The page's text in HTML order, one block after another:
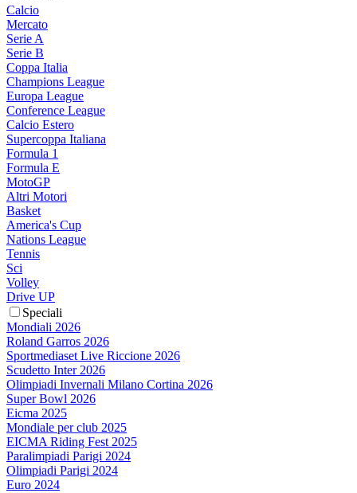
Calcio
Mercato
Serie A
Serie B
Coppa Italia
Champions League
Europa League
Conference League
Calcio Estero
Supercoppa Italiana
Formula 1
Formula E
MotoGP
Altri Motori
Basket
America's Cup
Nations League
Tennis
Sci
Volley
Drive UP
Speciali
Mondiali 2026
Roland Garros 2026
Sportmediaset Live Riccione 2026
Scudetto Inter 2026
Olimpiadi Invernali Milano Cortina 2026
Super Bowl 2026
Eicma 2025
Mondiale per club 2025
EICMA Riding Fest 2025
Paralimpiadi Parigi 2024
Olimpiadi Parigi 2024
Euro 2024